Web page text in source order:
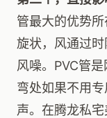
管最大的优势
旋状，风通过
风噪。PVC管
弯处如果不用专
声。在腾龙私